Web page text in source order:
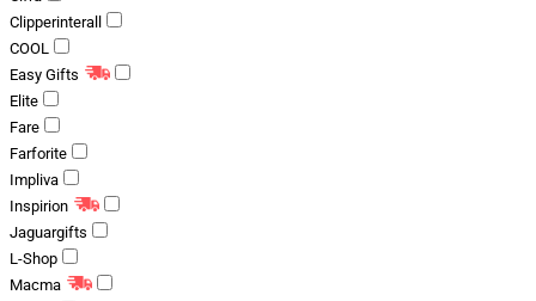
Clipperinterall
COOL
Easy Gifts
Elite
Fare
Farforite
Impliva
Inspirion
Jaguargifts
L-Shop
Macma